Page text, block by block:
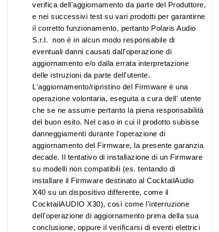
verifica dell'aggiornamento da parte del Produttore,
e nei successivi test su vari prodotti per garantirne
il corretto funzionamento, pertanto Polaris Audio
S.r.l. non è in alcun modo responsabile di
eventuali danni causati dall'operazione di
aggiornamento e/o dalla errata interpretazione
delle istruzioni da parte dell'utente.
L'aggiornamento/ripristino del Firmware è una
operazione volontaria, eseguita a cura dell' utente
che se ne assume pertanto la piena responsabilità
del buon esito. Nel caso in cui il prodotto subisse
danneggiamenti durante l'operazione di
aggiornamento del Firmware, la presente garanzia
decade. Il tentativo di installazione di un Firmware
su modelli non compatibili (es. tentando di
installare il Firmware destinato al CocktailAudio
X40 su un dispositivo differente, come il
CocktailAUDIO X30), così come l'interruzione
dell'operazione di aggiornamento prima della sua
conclusione, oppure il verificarsi di eventi elettrici